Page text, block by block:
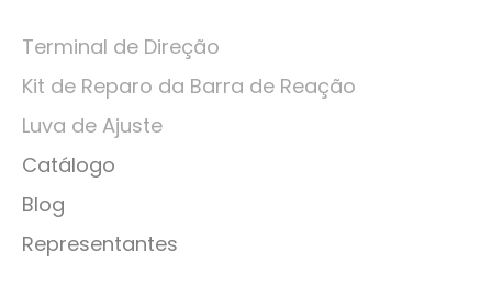
Terminal de Direção
Kit de Reparo da Barra de Reação
Luva de Ajuste
Catálogo
Blog
Representantes